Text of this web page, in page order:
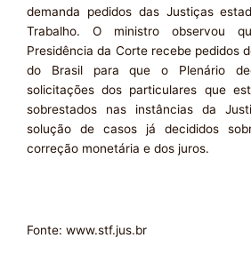
demanda pedidos das Justiças
Trabalho. O ministro observou
Presidência da Corte recebe pedidos
do Brasil para que o Plenário
solicitações dos particulares que
sobrestados nas instâncias da
solução de casos já decididos
correção monetária e dos juros.
Fonte: www.stf.jus.br